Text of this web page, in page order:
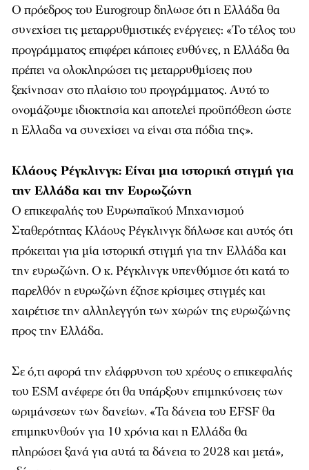
Ο πρόεδρος του Eurogroup δηλωσε ότι η Ελλάδα θα
συνεχίσει τις μεταρρυθμιστικές ενέργειες: «Το τέλος του
προγράμματος επιφέρει κάποιες ευθύνες, η Ελλάδα θα
πρέπει να ολοκληρώσει τις μεταρρυθμίσεις που
ξεκίνησαν στο πλαίσιο του προγράμματος. Αυτό το
ονομάζουμε ιδιοκτησία και αποτελεί προϋπόθεση ώστε
η Ελλαδα να συνεχίσει να είναι στα πόδια της».
Κλάους Ρέγκλινγκ: Είναι μια ιστορική στιγμή για
την Ελλάδα και την Ευρωζώνη
Ο επικεφαλής του Ευρωπαϊκού Μηχανισμού
Σταθερότητας Κλάους Ρέγκλινγκ δήλωσε και αυτός ότι
πρόκειται για μία ιστορική στιγμή για την Ελλάδα και
την ευρωζώνη. Ο κ. Ρέγκλινγκ υπενθύμισε ότι κατά το
παρελθόν η ευρωζώνη έζησε κρίσιμες στιγμές και
χαιρέτισε την αλληλεγγύη των χωρών της ευρωζώνης
προς την Ελλάδα.
Σε ό,τι αφορά την ελάφρυνση του χρέους ο επικεφαλής
του ESM ανέφερε ότι θα υπάρξουν επιμηκύνσεις των
ωριμάνσεων των δανείων. «Τα δάνεια του EFSF θα
επιμηκυνθούν για 10 χρόνια και η Ελλάδα θα
πληρώσει ξανά για αυτά τα δάνεια το 2028 και μετά»,